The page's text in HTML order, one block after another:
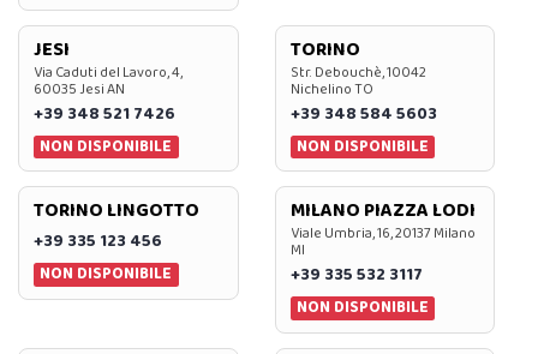
JESI
Via Caduti del Lavoro, 4,
60035 Jesi AN
+39 348 521 7426
NON DISPONIBILE
TORINO
Str. Debouchè, 10042
Nichelino TO
+39 348 584 5603
NON DISPONIBILE
TORINO LINGOTTO
+39 335 123 456
NON DISPONIBILE
MILANO PIAZZA LODI
Viale Umbria, 16, 20137 Milano
MI
+39 335 532 3117
NON DISPONIBILE